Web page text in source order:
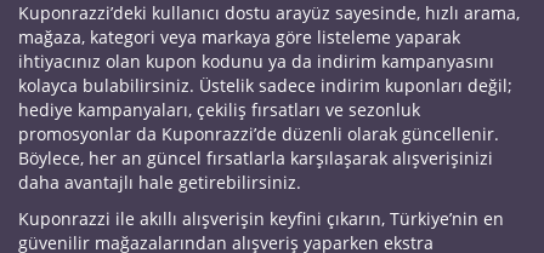
Kuponrazzi’deki kullanıcı dostu arayüz sayesinde, hızlı arama,
mağaza, kategori veya markaya göre listeleme yaparak
ihtiyacınız olan kupon kodunu ya da indirim kampanyasını
kolayca bulabilirsiniz. Üstelik sadece indirim kuponları değil;
hediye kampanyaları, çekiliş fırsatları ve sezonluk
promosyonlar da Kuponrazzi’de düzenli olarak güncellenir.
Böylece, her an güncel fırsatlarla karşılaşarak alışverişinizi
daha avantajlı hale getirebilirsiniz.
Kuponrazzi ile akıllı alışverişin keyfini çıkarın, Türkiye’nin en
güvenilir mağazalarından alışveriş yaparken ekstra